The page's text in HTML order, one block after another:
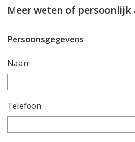
Meer weten of persoonlijk
Persoonsgegevens
Naam
Telefoon